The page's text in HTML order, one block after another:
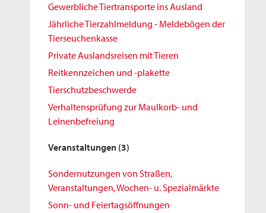
Gewerbliche Tiertransporte ins Ausland
Jährliche Tierzahlmeldung - Meldebögen der
Tierseuchenkasse
Private Auslandsreisen mit Tieren
Reitkennzeichen und -plakette
Tierschutzbeschwerde
Verhaltensprüfung zur Maulkorb- und
Leinenbefreiung
Veranstaltungen (3)
Sondernutzungen von Straßen,
Veranstaltungen, Wochen- u. Spezialmärkte
Sonn- und Feiertagsöffnungen